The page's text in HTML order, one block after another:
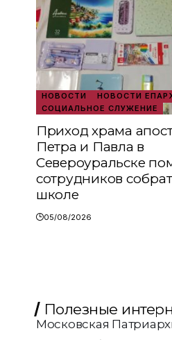
НОВОСТИ
НОВОСТИ
СОЦИАЛЬНОЕ СЛУЖЕНИЕ
Приход храма
Петра и Павла в
Североуральске
сотрудников
школе
05/08/2026
Полезные
Московская